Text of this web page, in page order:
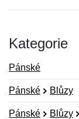
Kategorie
Pánské
Pánské Blůzy
Pánské Blůzy